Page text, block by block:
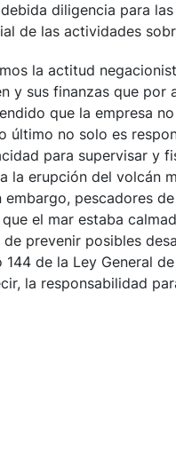
diligencia para
de las actividades
la actitud
y sus finanzas que
que la empresa
último no solo es
para supervisar y
la erupción del volcán
pescadores
el mar estaba
prevenir posibles
de la Ley General
la responsabilidad